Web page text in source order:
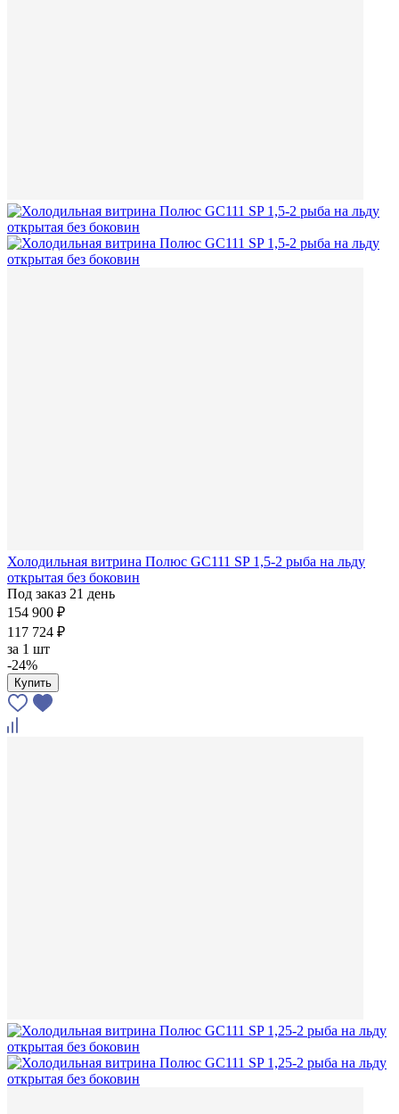
Холодильная витрина Полюс GC111 SP 1,5-2 рыба на льду
открытая без боковин
Под заказ 21 день
154 900 ₽
117 724 ₽
за 1 шт
-24%
Купить